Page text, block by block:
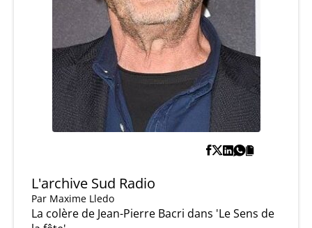
L'archive Sud Radio
Par Maxime Lledo
La colère de Jean-Pierre Bacri dans 'Le Sens de